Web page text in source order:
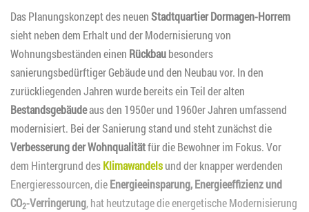
Das Planungskonzept des neuenStadtquartier Dormagen-Horrem
sieht neben dem Erhalt und der Modernisierung von
Wohnungsbeständen einen Rückbaubesonders
sanierungsbedürftiger Gebäude und den Neubau vor. In den
zurückliegenden Jahren wurde bereits ein Teil der alten
Bestandsgebäudeaus den 1950er und 1960er Jahren umfassend
modernisiert. Bei der Sanierung stand und steht zunächst die
Verbesserung der Wohnqualitätfür die Bewohner im Fokus. Vor
dem Hintergrund desKlimawandelsund der knapper werdenden
Energieressourcen, dieEnergieeinsparung, Energieeffizienz und
CO2-Verringerung, hat heutzutage die energetische Modernisierung